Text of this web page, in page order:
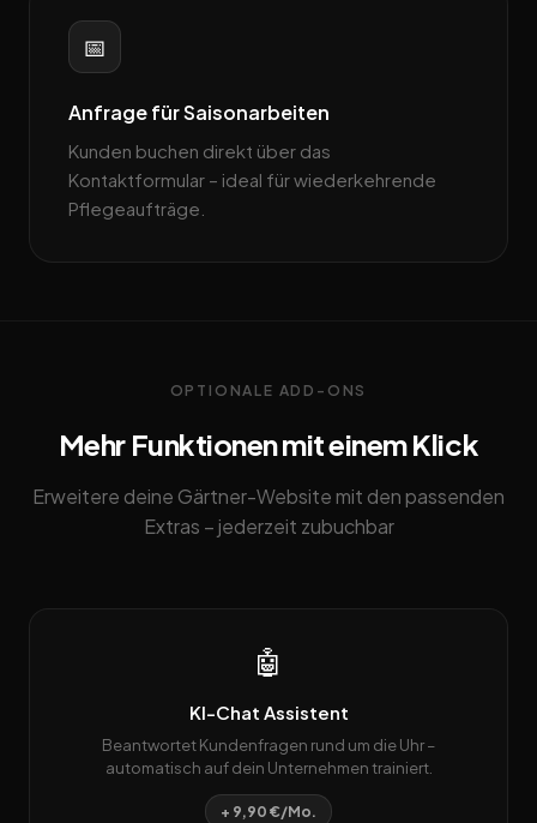
📅
Anfrage für Saisonarbeiten
Kunden buchen direkt über das
Kontaktformular – ideal für wiederkehrende
Pflege­aufträge.
OPTIONALE ADD-ONS
Mehr Funktionen mit einem Klick
Erweitere deine Gärtner-Website mit den passenden
Extras – jederzeit zubuchbar
🤖
KI-Chat Assistent
Beantwortet Kundenfragen rund um die Uhr –
automatisch auf dein Unternehmen trainiert.
+ 9,90 €/Mo.